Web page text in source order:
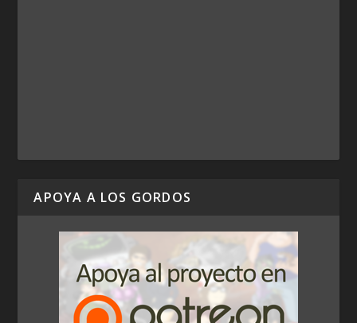
APOYA A LOS GORDOS